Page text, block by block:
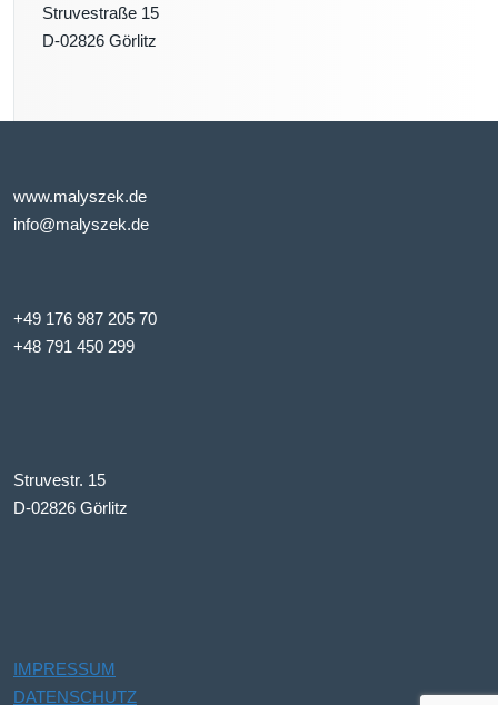
Struvestraße 15
D-02826 Görlitz
www.malyszek.de
info@malyszek.de
+49 176 987 205 70
+48 791 450 299
Struvestr. 15
D-02826 Görlitz
IMPRESSUM
DATENSCHUTZ